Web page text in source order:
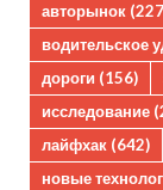
авторынок
водительское
дороги (156)
исследование
лайфхак (642)
новые